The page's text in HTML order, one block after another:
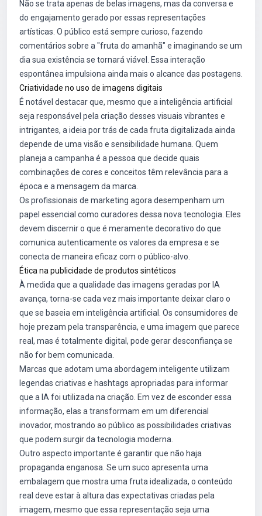
Não se trata apenas de belas imagens, mas da conversa e
do engajamento gerado por essas representações
artísticas. O público está sempre curioso, fazendo
comentários sobre a "fruta do amanhã" e imaginando se um
dia sua existência se tornará viável. Essa interação
espontânea impulsiona ainda mais o alcance das postagens.
Criatividade no uso de imagens digitais
É notável destacar que, mesmo que a inteligência artificial
seja responsável pela criação desses visuais vibrantes e
intrigantes, a ideia por trás de cada fruta digitalizada ainda
depende de uma visão e sensibilidade humana. Quem
planeja a campanha é a pessoa que decide quais
combinações de cores e conceitos têm relevância para a
época e a mensagem da marca.
Os profissionais de marketing agora desempenham um
papel essencial como curadores dessa nova tecnologia. Eles
devem discernir o que é meramente decorativo do que
comunica autenticamente os valores da empresa e se
conecta de maneira eficaz com o público-alvo.
Ética na publicidade de produtos sintéticos
À medida que a qualidade das imagens geradas por IA
avança, torna-se cada vez mais importante deixar claro o
que se baseia em inteligência artificial. Os consumidores de
hoje prezam pela transparência, e uma imagem que parece
real, mas é totalmente digital, pode gerar desconfiança se
não for bem comunicada.
Marcas que adotam uma abordagem inteligente utilizam
legendas criativas e hashtags apropriadas para informar
que a IA foi utilizada na criação. Em vez de esconder essa
informação, elas a transformam em um diferencial
inovador, mostrando ao público as possibilidades criativas
que podem surgir da tecnologia moderna.
Outro aspecto importante é garantir que não haja
propaganda enganosa. Se um suco apresenta uma
embalagem que mostra uma fruta idealizada, o conteúdo
real deve estar à altura das expectativas criadas pela
imagem, mesmo que essa representação seja uma